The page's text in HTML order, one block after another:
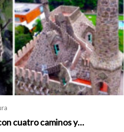
cuatro caminos y…